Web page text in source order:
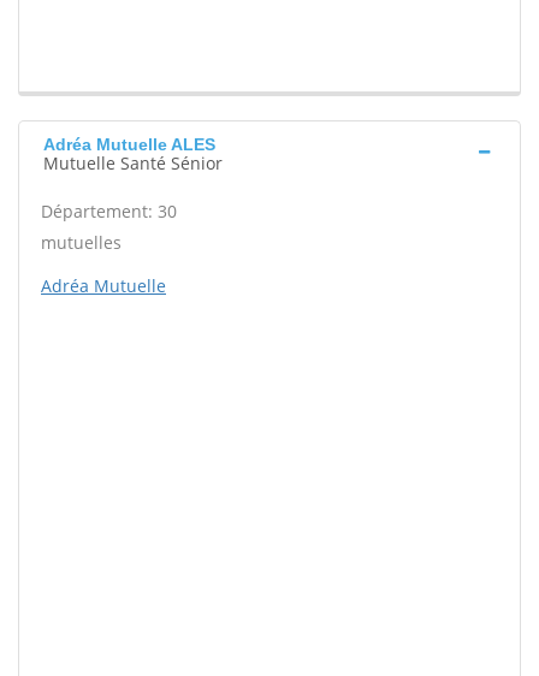
Adréa Mutuelle ALES
Mutuelle Santé Sénior
Département: 30
mutuelles
Adréa Mutuelle